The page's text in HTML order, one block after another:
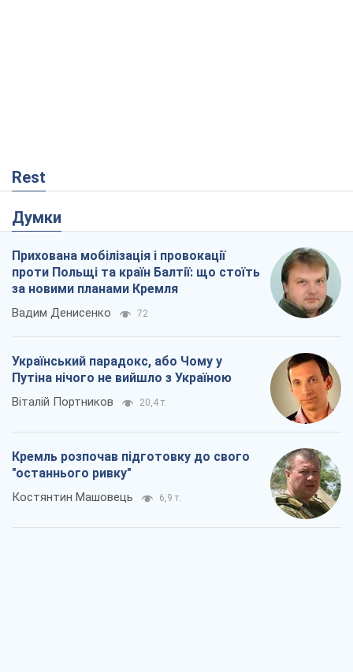
Rest
Думки
Прихована мобілізація і провокації
проти Польщі та країн Балтії: що стоїть
за новими планами Кремля
Вадим Денисенко 72
Український парадокс, або Чому у
Путіна нічого не вийшло з Україною
Віталій Портников 20,4 т.
Кремль розпочав підготовку до свого
"останнього ривку"
Костянтин Машовець 6,9 т.